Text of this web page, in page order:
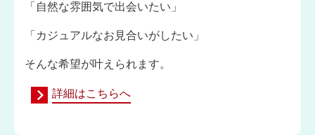
「自然な雰囲気で出会いたい」
「カジュアルなお見合いがしたい」
そんな希望が叶えられます。
詳細はこちらへ